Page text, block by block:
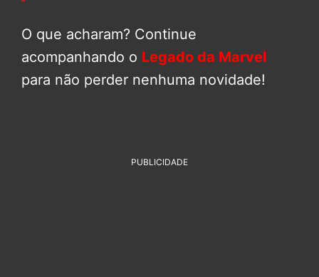
O que acharam? Continue
acompanhando o Legado da Marvel
para não perder nenhuma novidade!
PUBLICIDADE